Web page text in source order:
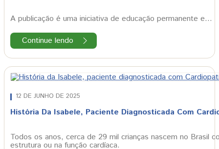
A publicação é uma iniciativa de educação permanente e…
Continue lendo
12 DE JUNHO DE 2025
História Da Isabele, Paciente Diagnosticada Com
Todos os anos, cerca de 29 mil crianças nascem no Brasil
estrutura ou na função cardíaca.